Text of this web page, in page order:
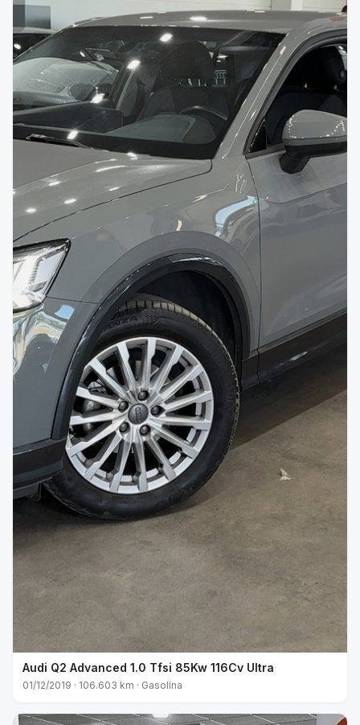
Audi Q2 Advanced 1.0 Tfsi 85Kw 116Cv Ultra
01/12/2019 · 106.603 km · Gasolina